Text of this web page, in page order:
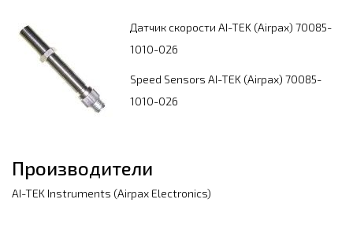
Датчик скорости AI-TEK (Airpax) 70085-
1010-026
Speed Sensors AI-TEK (Airpax) 70085-
1010-026
Производители
AI-TEK Instruments (Airpax Electronics)